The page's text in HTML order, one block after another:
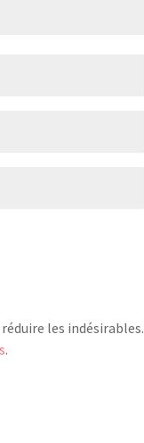
les indésirables.
.